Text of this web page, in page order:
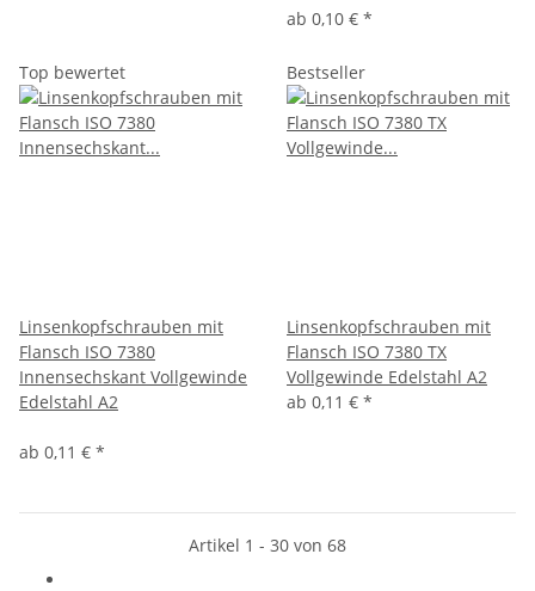
ab 0,10 € *
Top bewertet
Linsenkopfschrauben mit
Flansch ISO 7380
Innensechskant Vollgewinde
Edelstahl A2
ab 0,11 € *
Bestseller
Linsenkopfschrauben mit
Flansch ISO 7380 TX
Vollgewinde Edelstahl A2
ab 0,11 € *
Artikel 1 - 30 von 68